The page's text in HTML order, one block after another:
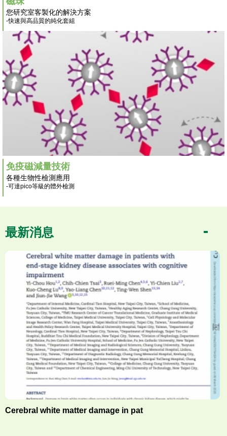
您研究室客製化的解決方案
-快速與高品質的純化套組
免疫磁減量技術
各種生物性檢測應用
-可達pico等級的體外檢測
最新消息
Cerebral white matter damage in pat